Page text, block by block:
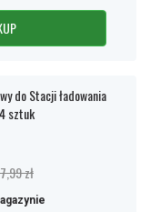
do Stacji ładowania
sztuk
zł